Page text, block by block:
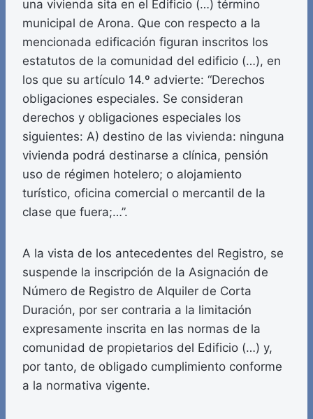
una vivienda sita en el Edificio (…) término
municipal de Arona. Que con respecto a la
mencionada edificación figuran inscritos los
estatutos de la comunidad del edificio (…), en
los que su artículo 14.º advierte: “Derechos
obligaciones especiales. Se consideran
derechos y obligaciones especiales los
siguientes: A) destino de las vivienda: ninguna
vivienda podrá destinarse a clínica, pensión
uso de régimen hotelero; o alojamiento
turístico, oficina comercial o mercantil de la
clase que fuera;…”.
A la vista de los antecedentes del Registro, se
suspende la inscripción de la Asignación de
Número de Registro de Alquiler de Corta
Duración, por ser contraria a la limitación
expresamente inscrita en las normas de la
comunidad de propietarios del Edificio (…) y,
por tanto, de obligado cumplimiento conforme
a la normativa vigente.